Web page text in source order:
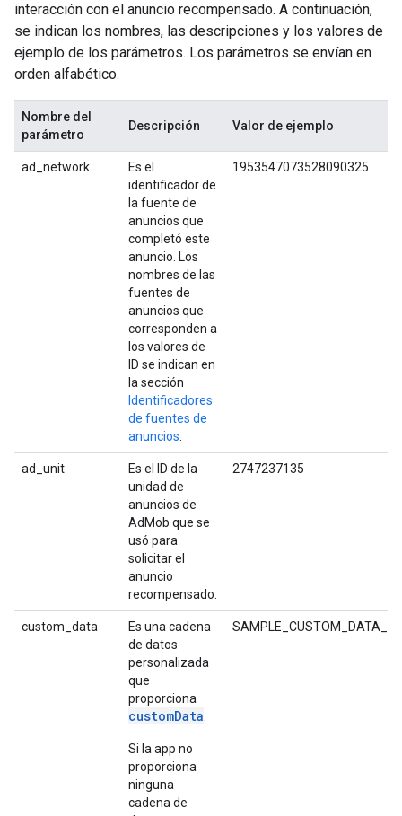
interacción con el anuncio recompensado. A continuación,
se indican los nombres, las descripciones y los valores de
ejemplo de los parámetros. Los parámetros se envían en
orden alfabético.
Nombre del
parámetro
Descripción Valor de ejemplo
ad_network
Es el
identificador de
la fuente de
anuncios que
completó este
anuncio. Los
nombres de las
fuentes de
anuncios que
corresponden a
los valores de
ID se indican en
la sección
Identificadores
de fuentes de
anuncios
1953547073528090325
ad_unit
Es el ID de la
unidad de
anuncios de
AdMob que se
usó para
solicitar el
anuncio
recompensado.
2747237135
custom_data
Es una cadena
de datos
personalizada
que
proporciona
customData
Si la app no
proporciona
ninguna
cadena de